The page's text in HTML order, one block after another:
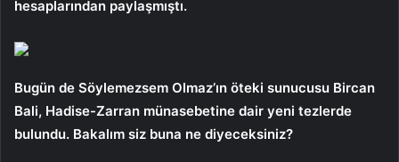
hesaplarından paylaşmıştı.
Bugün de Söylemezsem Olmaz’ın öteki sunucusu Bircan
Bali, Hadise-Zarran münasebetine dair yeni tezlerde
bulundu. Bakalım siz buna ne diyeceksiniz?